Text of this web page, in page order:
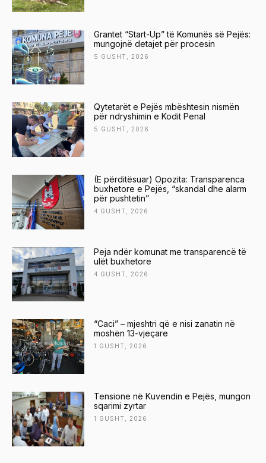
Grantet “Start-Up” të Komunës së Pejës:
mungojnë detajet për procesin
5 GUSHT, 2026
Qytetarët e Pejës mbështesin nismën
për ndryshimin e Kodit Penal
5 GUSHT, 2026
(E përditësuar) Opozita: Transparenca
buxhetore e Pejës, “skandal dhe alarm
për pushtetin”
4 GUSHT, 2026
Peja ndër komunat me transparencë të
ulët buxhetore
4 GUSHT, 2026
“Caci” – mjeshtri që e nisi zanatin në
moshën 13-vjeçare
1 GUSHT, 2026
Tensione në Kuvendin e Pejës, mungon
sqarimi zyrtar
1 GUSHT, 2026